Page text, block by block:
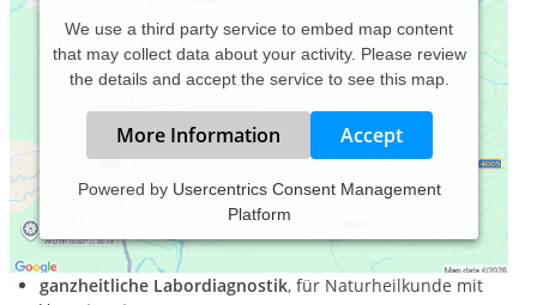
We use a third party service to embed map content
that may collect data about your activity. Please review
the details and accept the service to see this map.
More Information Accept
Powered by Usercentrics Consent Management
Platform
Schwerpunktpraxis mit spezialisiertem Wissen bei stets
ganzheitlichem Blick
ganzheitliche Labordiagnostik, für Naturheilkunde mit